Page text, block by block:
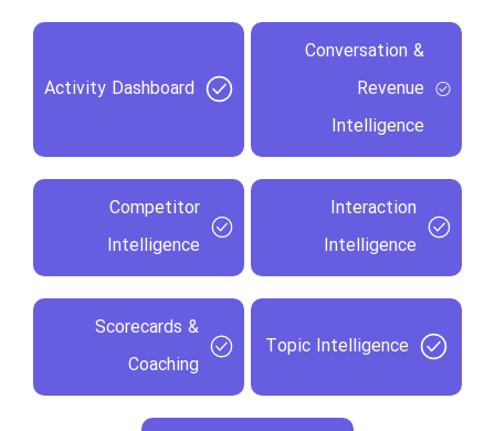
Conversation &
Revenue
Intelligence
Activity Dashboard
Interaction
Intelligence
Competitor
Intelligence
Topic Intelligence
Scorecards &
Coaching